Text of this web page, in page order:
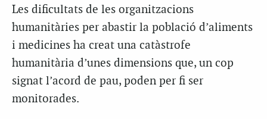
Les dificultats de les organitzacions
humanitàries per abastir la població d’aliments
i medicines ha creat una catàstrofe
humanitària d’unes dimensions que, un cop
signat l’acord de pau, poden per fi ser
monitorades.